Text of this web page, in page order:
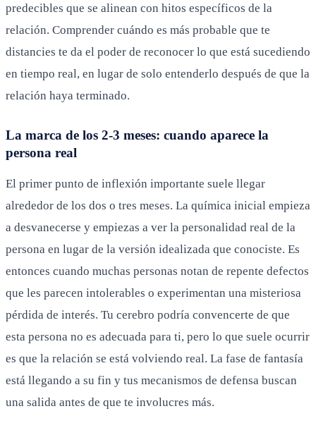
predecibles que se alinean con hitos específicos de la
relación. Comprender cuándo es más probable que te
distancies te da el poder de reconocer lo que está sucediendo
en tiempo real, en lugar de solo entenderlo después de que la
relación haya terminado.
La marca de los 2-3 meses: cuando aparece la
persona real
El primer punto de inflexión importante suele llegar
alrededor de los dos o tres meses. La química inicial empieza
a desvanecerse y empiezas a ver la personalidad real de la
persona en lugar de la versión idealizada que conociste. Es
entonces cuando muchas personas notan de repente defectos
que les parecen intolerables o experimentan una misteriosa
pérdida de interés. Tu cerebro podría convencerte de que
esta persona no es adecuada para ti, pero lo que suele ocurrir
es que la relación se está volviendo real. La fase de fantasía
está llegando a su fin y tus mecanismos de defensa buscan
una salida antes de que te involucres más.